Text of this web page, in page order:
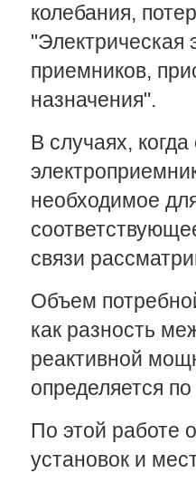
колебания,
"Электрическая
приемников,
назначения".
В случаях,
необходимое
связи
Объем
как разность
реактивной
определяется
По этой работе
установок и